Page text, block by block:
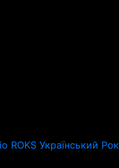
ROKS Український Рок